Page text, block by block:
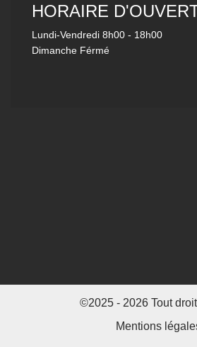
HORAIRE
Lundi-Vendredi 8h00 - 18h00
Dimanche Férmé
©2025 - 2026 Tout
Mentions